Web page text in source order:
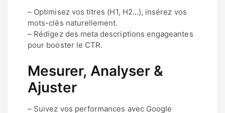
– Optimisez vos titres (H1, H2…), insérez vos
mots-clés naturellement.
– Rédigez des meta descriptions engageantes
pour booster le CTR.
Mesurer, Analyser &
Ajuster
– Suivez vos performances avec Google